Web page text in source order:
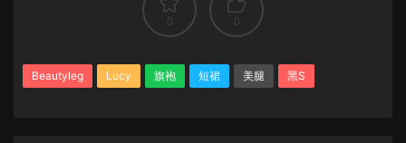
0 0
Beautyleg Lucy 旗袍 短裙 美腿 黑S